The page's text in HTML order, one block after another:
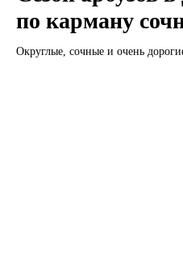
по карману
Округлые, сочные и очень